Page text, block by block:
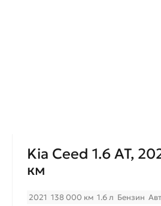
Kia Ceed 1.6 AT,
км
2021 138 000 км 1.6 л Бензин